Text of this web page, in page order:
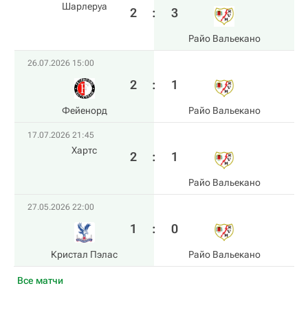
Все матчи
Шарлеруа 2 : 3
Райо Вальекано
26.07.2026 15:00
Фейенорд
2 : 1
Райо Вальекано
17.07.2026 21:45
Хартс 2 : 1
Райо Вальекано
27.05.2026 22:00
Кристал Пэлас
1 : 0
Райо Вальекано